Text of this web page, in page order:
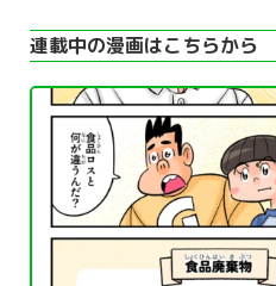
連載中の漫画はこちらから